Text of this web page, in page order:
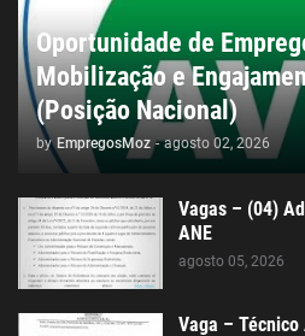
Oportunidade de
Mobilização e
(Posição Nacional)
by EmpregosMoz - agosto 02, 2026
Vagas – (04)
ANE
agosto 05, 2026
Vaga –